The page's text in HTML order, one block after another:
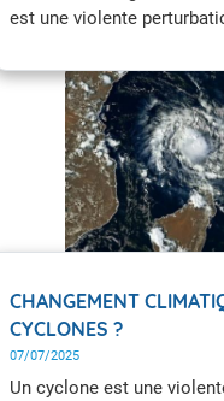
est une violente
pression en son centre
CHANGEMENT
CYCLONES ?
07/07/2025
Un cyclone est une